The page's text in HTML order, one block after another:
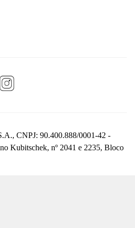
CNPJ: 90.400.888/0001-42 -
Kubitschek, nº 2041 e 2235, Bloco